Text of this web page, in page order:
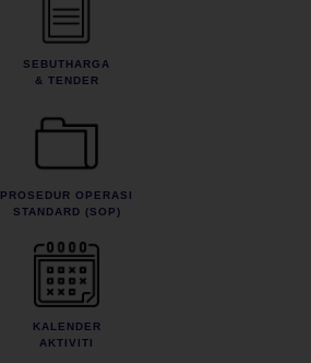
SEBUTHARGA
& TENDER
PROSEDUR OPERASI
STANDARD (SOP)
KALENDER
AKTIVITI